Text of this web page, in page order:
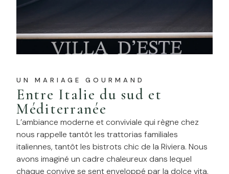
UN MARIAGE GOURMAND
Entre Italie du sud et
Méditerranée
L’ambiance moderne et conviviale qui règne chez
nous rappelle tantôt les trattorias familiales
italiennes, tantôt les bistrots chic de la Riviera. Nous
avons imaginé un cadre chaleureux dans lequel
chaque convive se sent enveloppé par la dolce vita,